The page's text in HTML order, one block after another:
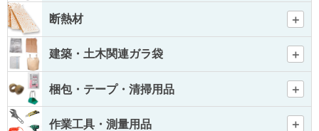
断熱材
建築・土木関連ガラ袋
梱包・テープ・清掃用品
作業工具・測量用品